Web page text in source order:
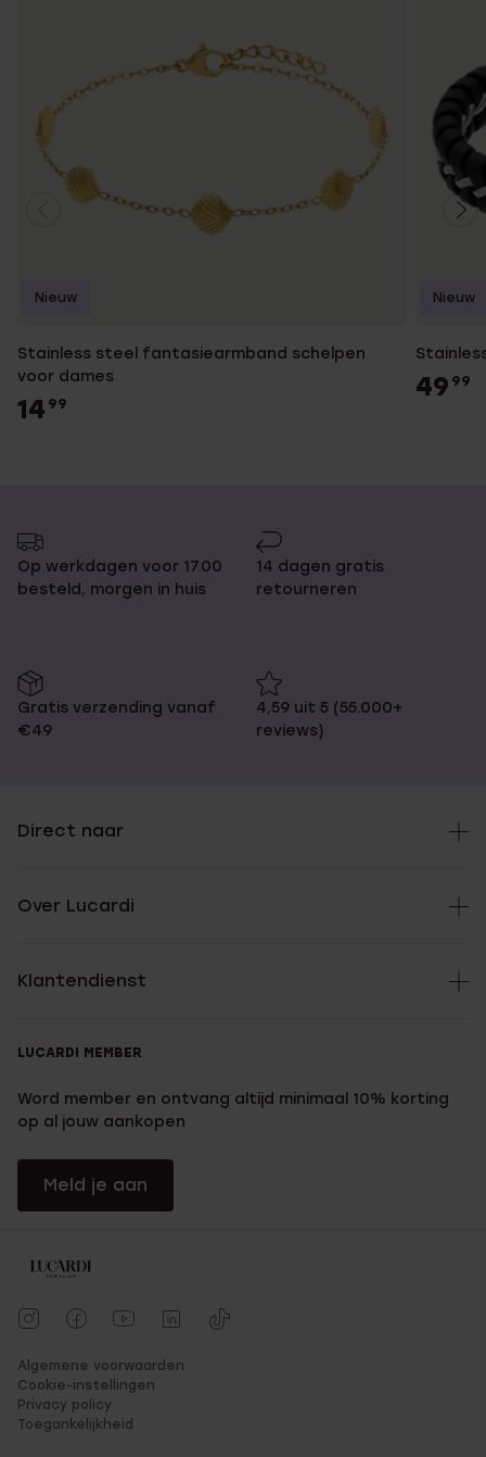
Stainless steel fantasiearmband schelpen
voor dames
14 99
Nieuw
49 99
Nieuw
Op werkdagen voor 17.00
besteld, morgen in huis
14 dagen gratis
retourneren
Gratis verzending vanaf
€49
4,59 uit 5 (55.000+
reviews)
Direct naar
Over Lucardi
Klantendienst
LUCARDI MEMBER
Word member en ontvang altijd minimaal 10% korting
op al jouw aankopen
Meld je aan
Algemene voorwaarden
Cookie-instellingen
Privacy policy
Toegankelijkheid